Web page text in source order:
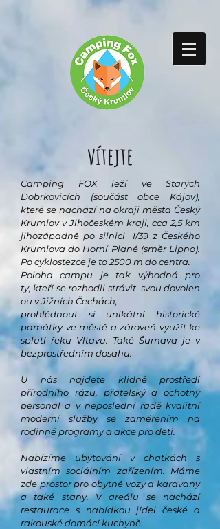
vítejte
Camping FOX leží ve Starých
Dobrkovicích (součást obce Kájov),
které se nachází na okraji města Český
Krumlov v Jihočeském kraji, cca 2,5 km
jihozápadně po silnici I/39 z Českého
Krumlova do Horní Plané (směr Lipno).
Po cyklostezce je to 2500 m do centra.
Poloha campu je tak výhodná pro
ty,kteříserozhodli strávit svou dovolen
ou vJižních Čechách,
prohlédnout si unikátní historické
památky ve městě a zároveň využít ke
splutí řeku Vltavu. Také Šumava je v
bezprostředním dosahu.
U nás najdete klidné prostředí
přírodního rázu, přátelský a ochotný
personál a v neposlední řadě kvalitní
moderní služby se zaměřením na
rodinné programy a akce pro děti.
Nabízíme ubytování v chatkách s
vlastním sociálním zařízením. Máme
zde prostor pro obytné vozy a karavany
a také stany. V areálu se nachází
restaurace s nabídkou jídel české a
rakouské domácí kuchyně.